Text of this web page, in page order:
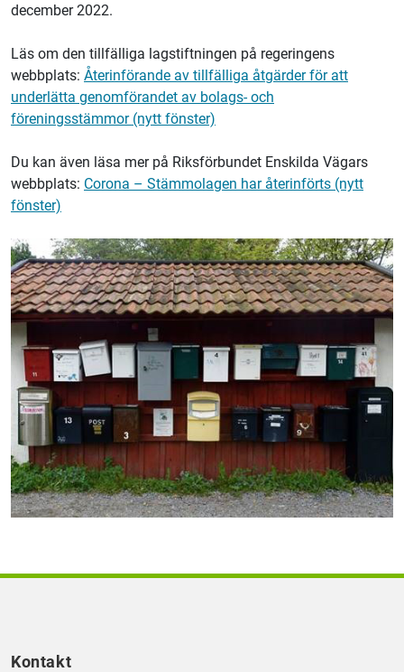
december 2022.
Läs om den tillfälliga lagstiftningen på regeringens
webbplats: Återinförande av tillfälliga åtgärder för att
underlätta genomförandet av bolags- och
föreningsstämmor (nytt fönster)
Du kan även läsa mer på Riksförbundet Enskilda Vägars
webbplats: Corona – Stämmolagen har återinförts (nytt
fönster)
Kontakt